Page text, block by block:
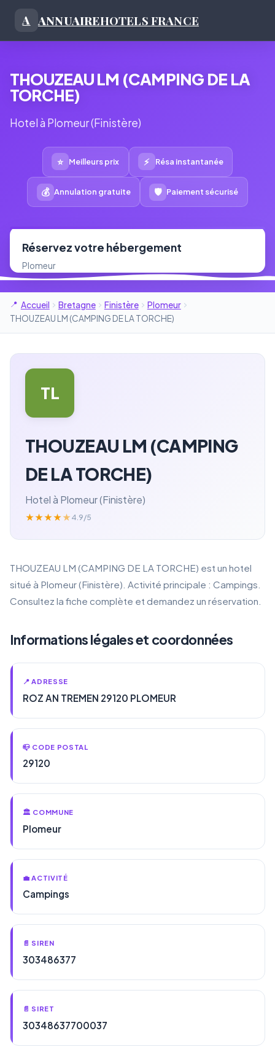
A ANNUAIREHOTELS FRANCE
THOUZEAU LM (CAMPING DE LA
TORCHE)
Hotel à Plomeur (Finistère)
⭐ Meilleurs prix ⚡ Résa instantanée
💰 Annulation gratuite 🛡 Paiement sécurisé
Réservez votre hébergement
Plomeur
Accueil Bretagne Finistère
Plomeur
THOUZEAU LM (CAMPING DE LA TORCHE)
TL
THOUZEAU LM (CAMPING
DE LA TORCHE)
Hotel à Plomeur (Finistère)
★★★★★ 4.9/5
THOUZEAU LM (CAMPING DE LA TORCHE) est un hotel
situé à Plomeur (Finistère). Activité principale : Campings.
Consultez la fiche complète et demandez un réservation.
Informations légales et coordonnées
📍 ADRESSE
ROZ AN TREMEN 29120 PLOMEUR
📪 CODE POSTAL
29120
🏛️ COMMUNE
Plomeur
💼 ACTIVITÉ
Campings
📄 SIREN
303486377
📄 SIRET
30348637700037